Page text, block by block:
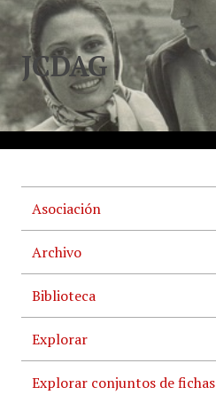
JCDAG
Asociación
Archivo
Biblioteca
Explorar
Explorar conjuntos de fichas